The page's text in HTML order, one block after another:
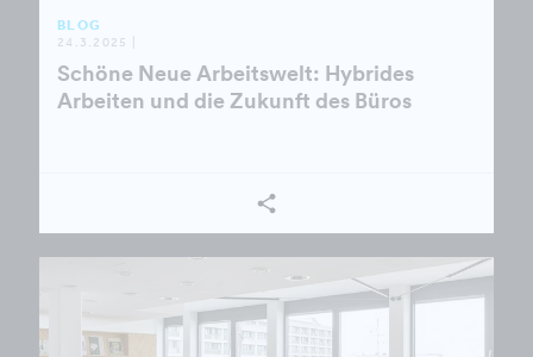
BLOG
24.3.2025 |
Schöne Neue Arbeitswelt: Hybrides
Arbeiten und die Zukunft des Büros